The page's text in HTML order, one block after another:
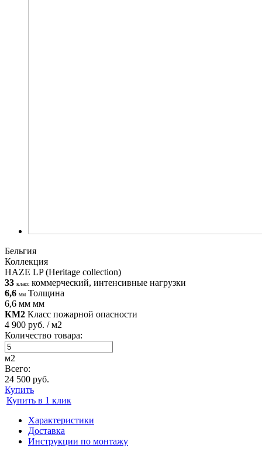
Бельгия
Коллекция
HAZE LP (Heritage collection)
33 класс коммерческий, интенсивные нагрузки
6,6 мм Толщина
6,6 мм мм
КМ2 Класс пожарной опасности
4 900 руб. / м2
Количество товара:
м2
Всего:
24 500 руб.
Купить
Купить в 1 клик
Характеристики
Доставка
Инструкции по монтажу